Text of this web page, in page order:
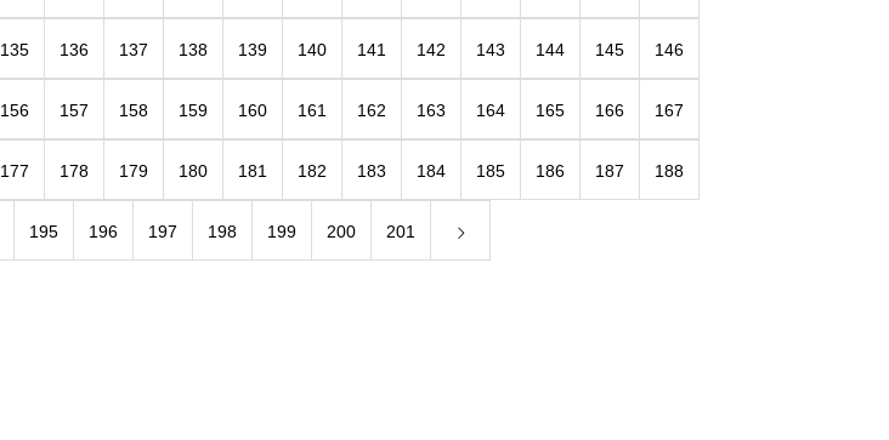
135 136 137 138 139 140 141 142 143 144 145 146
156 157 158 159 160 161 162 163 164 165 166 167
177 178 179 180 181 182 183 184 185 186 187 188
195 196 197 198 199 200 201